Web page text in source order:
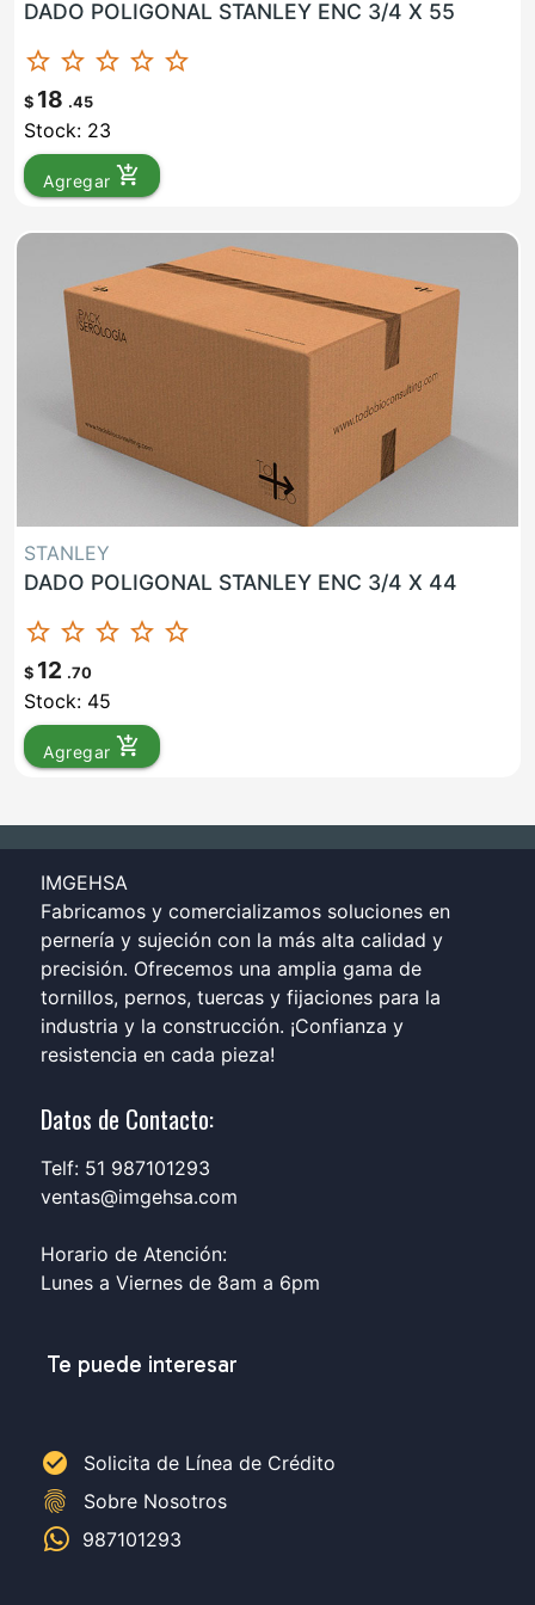
DADO POLIGONAL STANLEY ENC 3/4 X 55
star_border star_border star_border star_border star_border
$ 18 .45
Stock: 23
Agregar add_shopping_cart
STANLEY
DADO POLIGONAL STANLEY ENC 3/4 X 44
star_border star_border star_border star_border star_border
$ 12 .70
Stock: 45
Agregar add_shopping_cart
IMGEHSA
Fabricamos y comercializamos soluciones en
pernería y sujeción con la más alta calidad y
precisión. Ofrecemos una amplia gama de
tornillos, pernos, tuercas y fijaciones para la
industria y la construcción. ¡Confianza y
resistencia en cada pieza!
Datos de Contacto:
Telf: 51 987101293
ventas@imgehsa.com
Horario de Atención:
Lunes a Viernes de 8am a 6pm
Te puede interesar
check_circle Solicita de Línea de Crédito
fingerprint
Sobre Nosotros
987101293